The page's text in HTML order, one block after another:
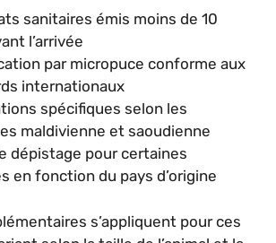
sanitaires émis moins de 10
l’arrivée
par micropuce conforme aux
internationaux
spécifiques selon les
maldivienne et saoudienne
dépistage pour certaines
en fonction du pays d’origine
s’appliquent pour ces